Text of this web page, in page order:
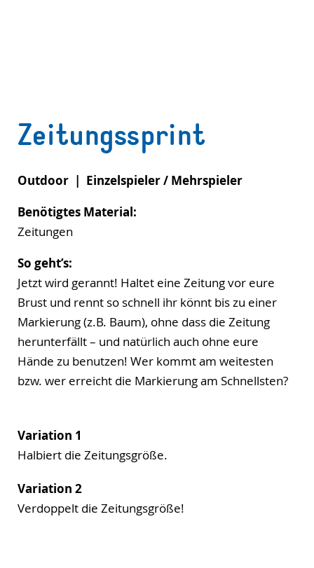
Zeitungssprint
Outdoor | Einzelspieler / Mehrspieler
Benötigtes Material:
Zeitungen
So geht’s:
Jetzt wird gerannt! Haltet eine Zeitung vor eure
Brust und rennt so schnell ihr könnt bis zu einer
Markierung (z.B. Baum), ohne dass die Zeitung
herunterfällt – und natürlich auch ohne eure
Hände zu benutzen! Wer kommt am weitesten
bzw. wer erreicht die Markierung am Schnellsten?
Variation 1
Halbiert die Zeitungsgröße.
Variation 2
Verdoppelt die Zeitungsgröße!